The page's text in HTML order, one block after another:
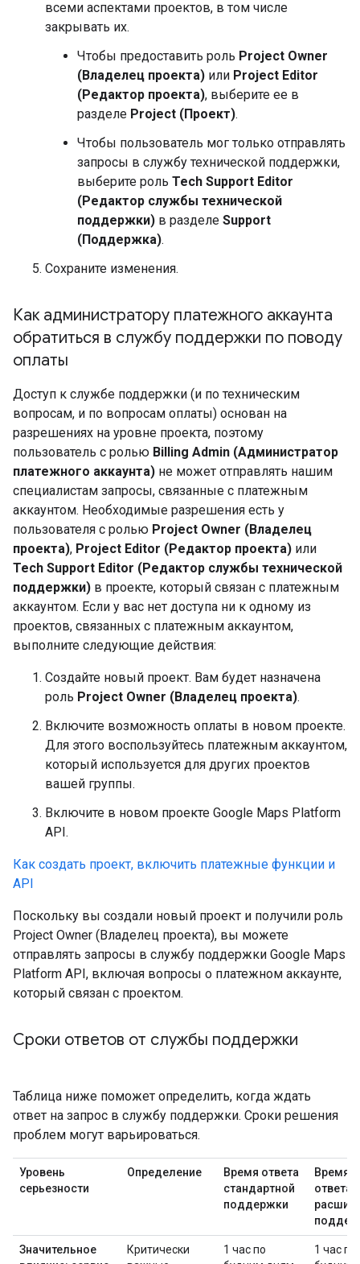
всеми аспектами проектов, в том числе
закрывать их.
Чтобы предоставить роль Project Owner
(Владелец проекта) или Project Editor
(Редактор проекта), выберите ее в
разделе Project (Проект).
Чтобы пользователь мог только отправлять
запросы в службу технической поддержки,
выберите роль Tech Support Editor
(Редактор службы технической
поддержки) в разделе Support
(Поддержка).
Сохраните изменения.
Как администратору платежного аккаунта
обратиться в службу поддержки по поводу
оплаты
Доступ к службе поддержки (и по техническим
вопросам, и по вопросам оплаты) основан на
разрешениях на уровне проекта, поэтому
пользователь с ролью Billing Admin (Администратор
платежного аккаунта) не может отправлять нашим
специалистам запросы, связанные с платежным
аккаунтом. Необходимые разрешения есть у
пользователя с ролью Project Owner (Владелец
проекта), Project Editor (Редактор проекта) или
Tech Support Editor (Редактор службы технической
поддержки) в проекте, который связан с платежным
аккаунтом. Если у вас нет доступа ни к одному из
проектов, связанных с платежным аккаунтом,
выполните следующие действия:
Создайте новый проект. Вам будет назначена
роль Project Owner (Владелец проекта).
Включите возможность оплаты в новом проекте.
Для этого воспользуйтесь платежным аккаунтом,
который используется для других проектов
вашей группы.
Включите в новом проекте Google Maps Platform
API.
Как создать проект, включить платежные функции и
API
Поскольку вы создали новый проект и получили роль
Project Owner (Владелец проекта), вы можете
отправлять запросы в службу поддержки Google Maps
Platform API, включая вопросы о платежном аккаунте,
который связан с проектом.
Сроки ответов от службы поддержки
Таблица ниже поможет определить, когда ждать
ответ на запрос в службу поддержки. Сроки решения
проблем могут варьироваться.
Уровень
серьезности
Определение
Время ответа
стандартной
поддержки
Время
ответа
Значительное
Критически
1 час по
1 час по